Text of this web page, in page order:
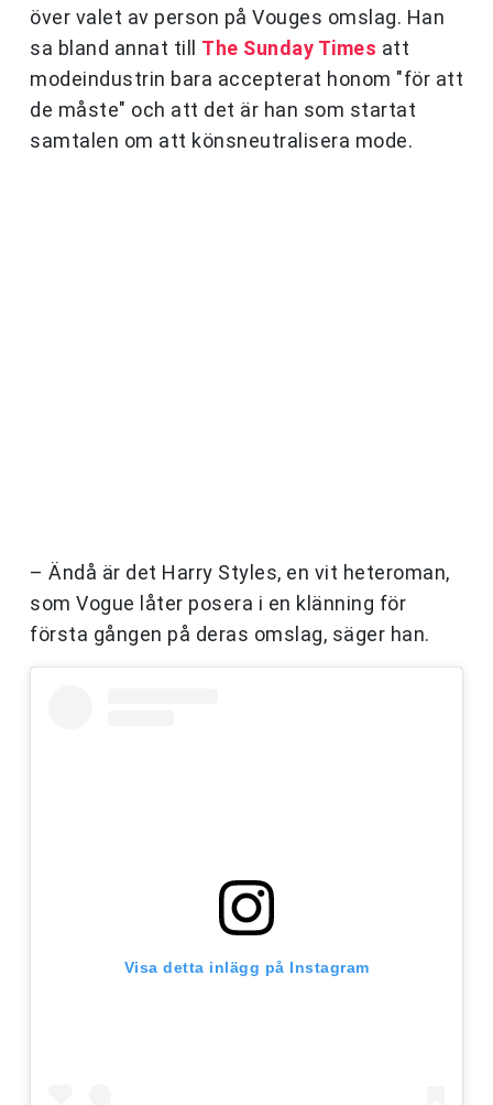
över valet av person på Vouges omslag. Han
sa bland annat till The Sunday Times att
modeindustrin bara accepterat honom "för att
de måste" och att det är han som startat
samtalen om att könsneutralisera mode.
– Ändå är det Harry Styles, en vit heteroman,
som Vogue låter posera i en klänning för
första gången på deras omslag, säger han.
Visa detta inlägg på Instagram